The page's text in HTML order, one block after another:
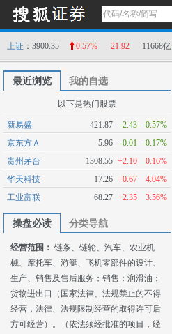
上证 ：3900.35 0.57% 21.92 11668亿
最近浏览 我的自选
以下是热门股票
新易盛 421.87 -2.43 -0.57%
京东方Ａ
5.96 -0.01
-0.17%
贵州茅台
1308.55 +2.10
0.16%
华天科技
17.26 +0.67
4.04%
工业富联
68.27 +2.35 3.56%
操盘必读 分类导航
经营范围： 链条、链轮、汽车、农业机
械、摩托车、游艇、飞机零部件的设计、
生产、销售及售后服务；销售：润滑油；
货物进出口（国家法律、法规禁止的不得
经营，法律、法规限制经营的取得许可后
方可经营）。（依法须经批准的项目，经